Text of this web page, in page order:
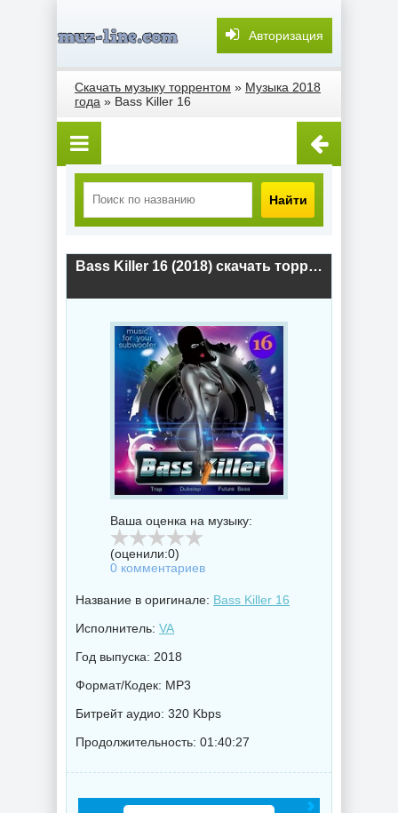
Авторизация
Скачать музыку торрентом » Музыка 2018
года » Bass Killer 16
Найти
Bass Killer 16 (2018) скачать торрент
Ваша оценка на музыку:
(оценили:0)
0 комментариев
Название в оригинале: Bass Killer 16
Исполнитель: VA
Год выпуска: 2018
Формат/Кодек: MP3
Битрейт аудио: 320 Kbps
Продолжительность: 01:40:27